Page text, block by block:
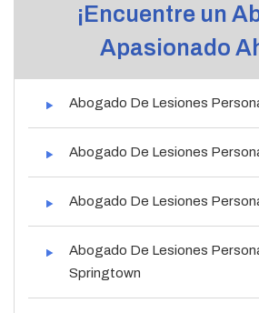
¡Encuentre un
Apasionado
Abogado De Lesiones
Abogado De Lesiones
Abogado De Lesiones
Abogado De Lesiones
Springtown